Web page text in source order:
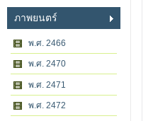
ภาพยนตร์
พ.ศ. 2466
พ.ศ. 2470
พ.ศ. 2471
พ.ศ. 2472